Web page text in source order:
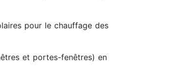
pour le chauffage des
et portes-fenêtres) en